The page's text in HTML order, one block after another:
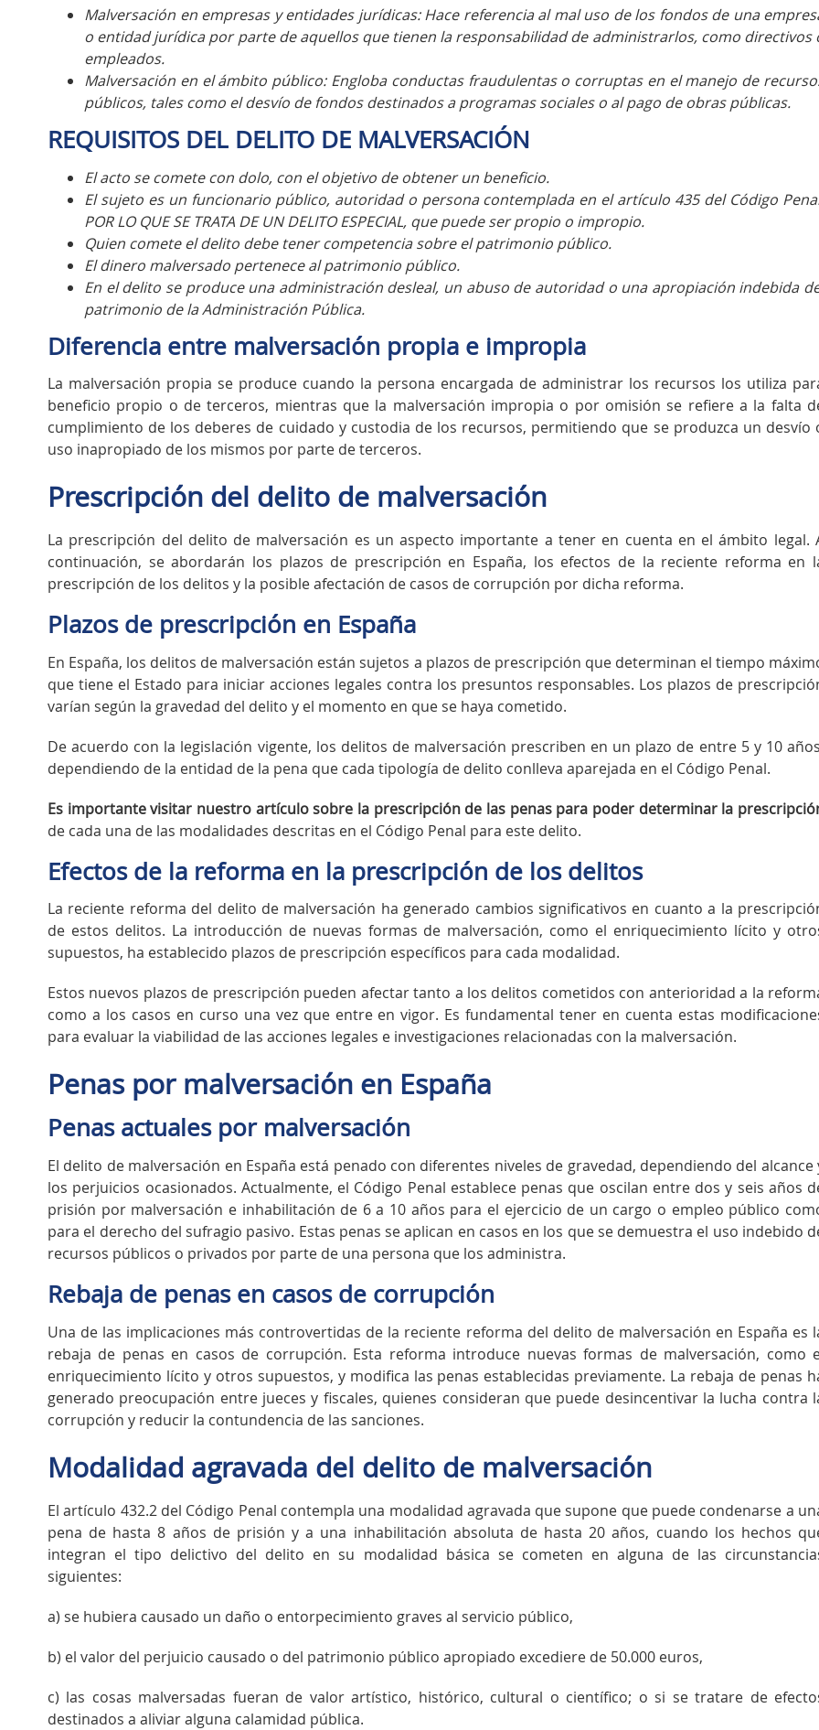
Malversación en empresas y entidades jurídicas: Hace referencia al mal uso de los fondos de una
o entidad jurídica por parte de aquellos que tienen la responsabilidad de administrarlos, como directivos
empleados.
Malversación en el ámbito público: Engloba conductas fraudulentas o corruptas en el manejo de
públicos, tales como el desvío de fondos destinados a programas sociales o al pago de obras públicas.
REQUISITOS DEL DELITO DE MALVERSACIÓN
El acto se comete con dolo, con el objetivo de obtener un beneficio.
El sujeto es un funcionario público, autoridad o persona contemplada en el artículo 435 del Código
POR LO QUE SE TRATA DE UN DELITO ESPECIAL, que puede ser propio o impropio.
Quien comete el delito debe tener competencia sobre el patrimonio público.
El dinero malversado pertenece al patrimonio público.
En el delito se produce una administración desleal, un abuso de autoridad o una apropiación indebida
patrimonio de la Administración Pública.
Diferencia entre malversación propia e impropia
La malversación propia se produce cuando la persona encargada de administrar los recursos los utiliza
beneficio propio o de terceros, mientras que la malversación impropia o por omisión se refiere a la falta
cumplimiento de los deberes de cuidado y custodia de los recursos, permitiendo que se produzca un desvío
uso inapropiado de los mismos por parte de terceros.
Prescripción del delito de malversación
La prescripción del delito de malversación es un aspecto importante a tener en cuenta en el ámbito legal.
continuación, se abordarán los plazos de prescripción en España, los efectos de la reciente reforma en
prescripción de los delitos y la posible afectación de casos de corrupción por dicha reforma.
Plazos de prescripción en España
En España, los delitos de malversación están sujetos a plazos de prescripción que determinan el tiempo
que tiene el Estado para iniciar acciones legales contra los presuntos responsables. Los plazos de
varían según la gravedad del delito y el momento en que se haya cometido.
De acuerdo con la legislación vigente, los delitos de malversación prescriben en un plazo de entre 5 y 10
dependiendo de la entidad de la pena que cada tipología de delito conlleva aparejada en el Código Penal.
Es importante visitar nuestro artículo sobre la prescripción de las penas para poder determinar la
de cada una de las modalidades descritas en el Código Penal para este delito.
Efectos de la reforma en la prescripción de los delitos
La reciente reforma del delito de malversación ha generado cambios significativos en cuanto a la
de estos delitos. La introducción de nuevas formas de malversación, como el enriquecimiento lícito y
supuestos, ha establecido plazos de prescripción específicos para cada modalidad.
Estos nuevos plazos de prescripción pueden afectar tanto a los delitos cometidos con anterioridad a la
como a los casos en curso una vez que entre en vigor. Es fundamental tener en cuenta estas
para evaluar la viabilidad de las acciones legales e investigaciones relacionadas con la malversación.
Penas por malversación en España
Penas actuales por malversación
El delito de malversación en España está penado con diferentes niveles de gravedad, dependiendo del alcance
los perjuicios ocasionados. Actualmente, el Código Penal establece penas que oscilan entre dos y seis años
prisión por malversación e inhabilitación de 6 a 10 años para el ejercicio de un cargo o empleo público
para el derecho del sufragio pasivo. Estas penas se aplican en casos en los que se demuestra el uso indebido
recursos públicos o privados por parte de una persona que los administra.
Rebaja de penas en casos de corrupción
Una de las implicaciones más controvertidas de la reciente reforma del delito de malversación en España es
rebaja de penas en casos de corrupción. Esta reforma introduce nuevas formas de malversación, como
enriquecimiento lícito y otros supuestos, y modifica las penas establecidas previamente. La rebaja de penas
generado preocupación entre jueces y fiscales, quienes consideran que puede desincentivar la lucha contra
corrupción y reducir la contundencia de las sanciones.
Modalidad agravada del delito de malversación
El artículo 432.2 del Código Penal contempla una modalidad agravada que supone que puede condenarse a
pena de hasta 8 años de prisión y a una inhabilitación absoluta de hasta 20 años, cuando los hechos
integran el tipo delictivo del delito en su modalidad básica se cometen en alguna de las
siguientes:
a) se hubiera causado un daño o entorpecimiento graves al servicio público,
b) el valor del perjuicio causado o del patrimonio público apropiado excediere de 50.000 euros,
c) las cosas malversadas fueran de valor artístico, histórico, cultural o científico; o si se tratare de
destinados a aliviar alguna calamidad pública.